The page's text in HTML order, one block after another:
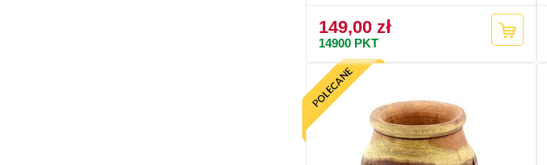
149,00 zł
14900 PKT